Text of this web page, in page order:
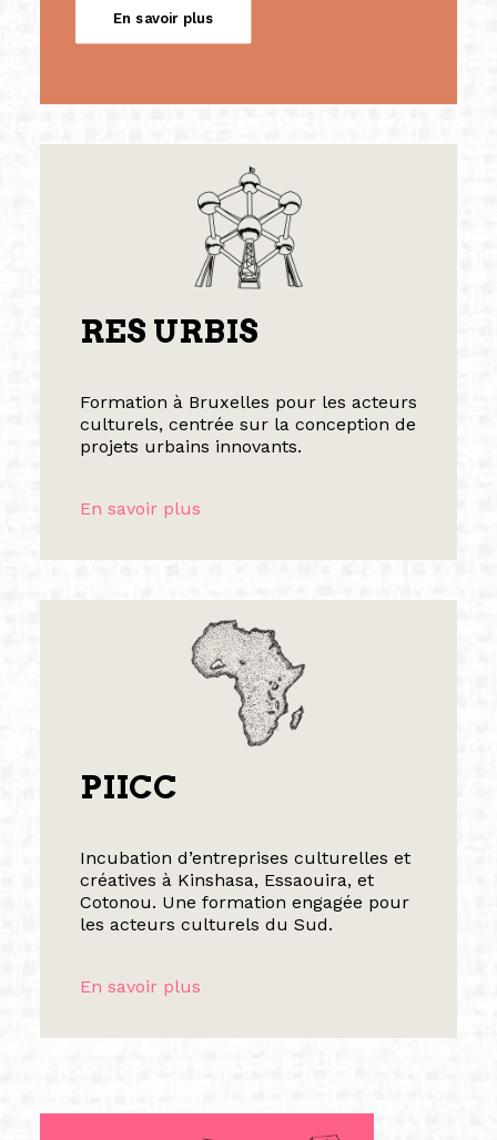
En savoir plus
RES URBIS
Formation à Bruxelles pour les acteurs
culturels, centrée sur la conception de
projets urbains innovants.
En savoir plus
PIICC
Incubation d’entreprises culturelles et
créatives à Kinshasa, Essaouira, et
Cotonou. Une formation engagée pour
les acteurs culturels du Sud.
En savoir plus